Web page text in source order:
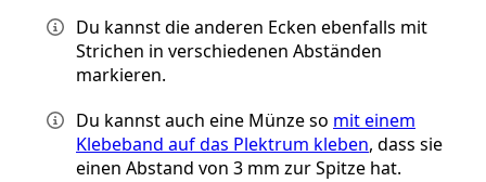
Du kannst die anderen Ecken ebenfalls mit
Strichen in verschiedenen Abständen
markieren.
Du kannst auch eine Münze so mit einem
Klebeband auf das Plektrum kleben, dass sie
einen Abstand von 3 mm zur Spitze hat.